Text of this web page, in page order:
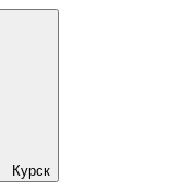
Курск